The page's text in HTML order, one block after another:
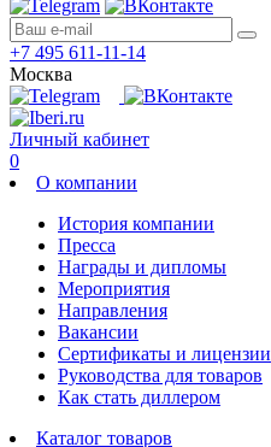
+7 495 611-11-14
Москва
Личный кабинет
0
О компании
История компании
Пресса
Награды и дипломы
Мероприятия
Направления
Вакансии
Сертификаты и лицензии
Руководства для товаров
Как стать диллером
Каталог товаров